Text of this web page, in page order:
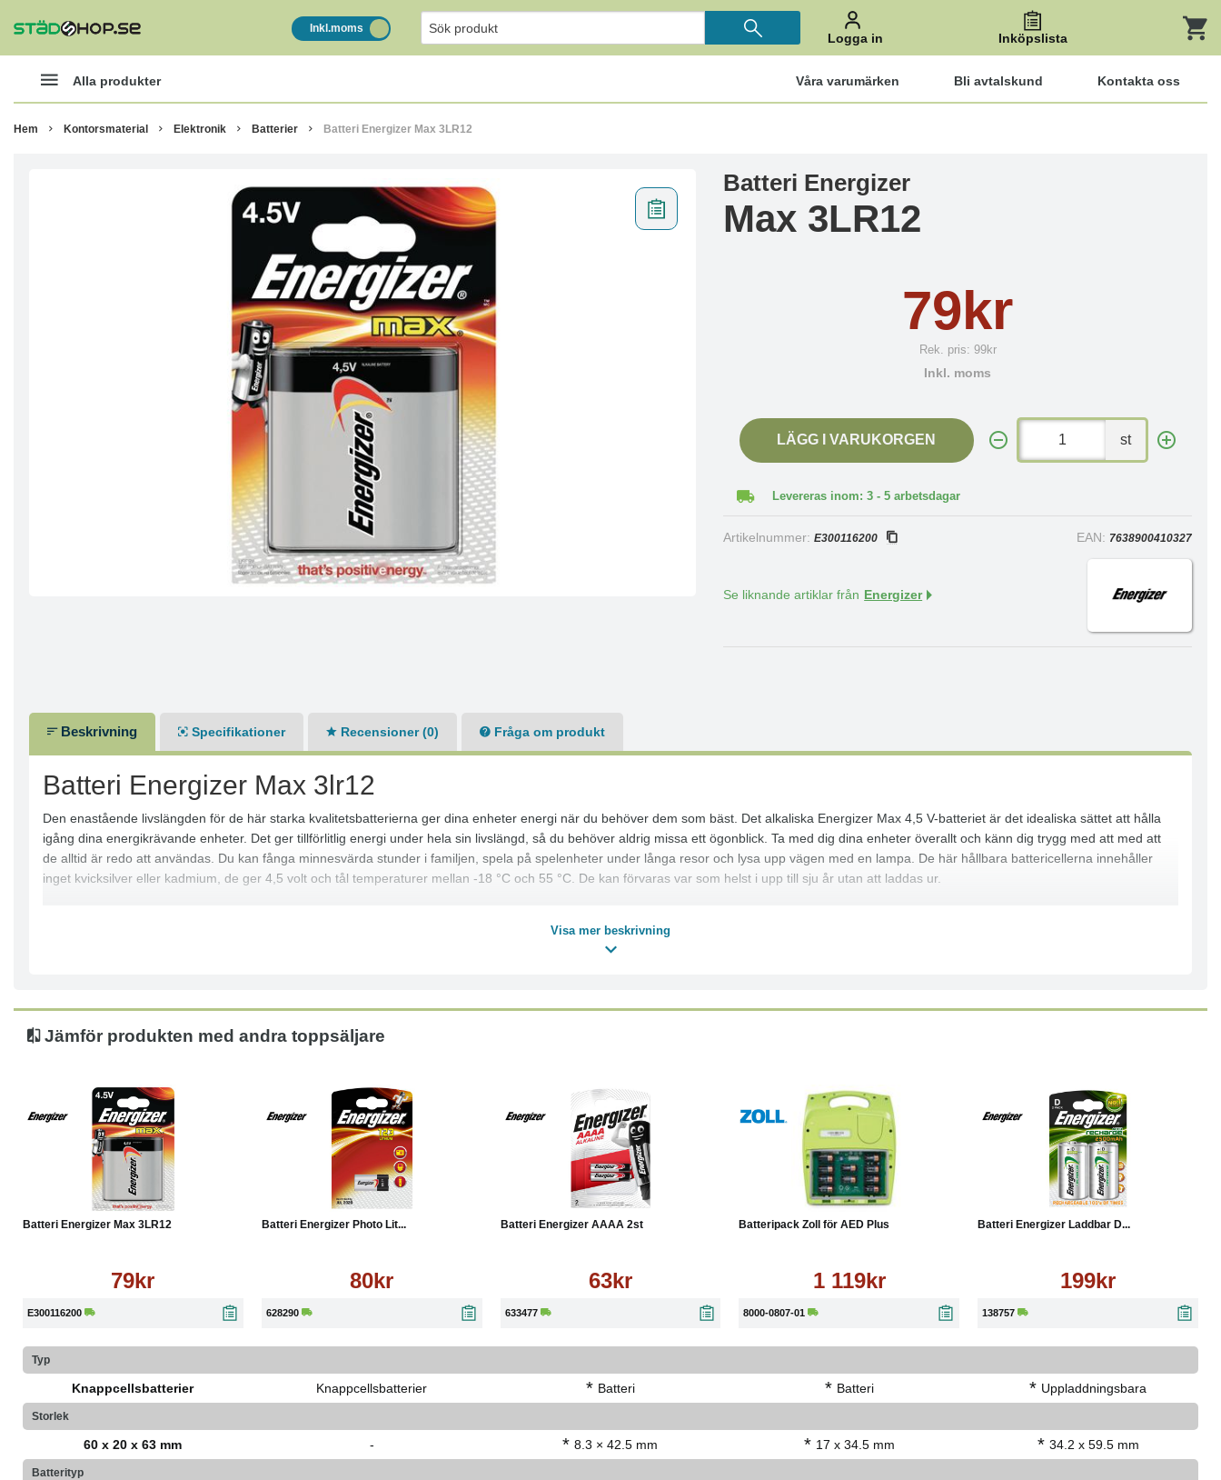
Inkl.moms
Logga in Inköpslista
Alla produkter Våra varumärken Bli avtalskund Kontakta oss
Hem Kontorsmaterial Elektronik Batterier Batteri Energizer Max 3LR12
Batteri Energizer
Max 3LR12
79kr
Rek. pris: 99kr
Inkl. moms
LÄGG I VARUKORGEN st
Levereras inom: 3 - 5 arbetsdagar
Artikelnummer:E300116200 EAN: 7638900410327
Se liknande artiklar från Energizer
Beskrivning Specifikationer Recensioner (0) Fråga om produkt
Batteri Energizer Max 3lr12
Den enastående livslängden för de här starka kvalitetsbatterierna ger dina enheter energi när du behöver dem som bäst. Det alkaliska Energizer Max 4,5 V-batteriet är det idealiska sättet att hålla
igång dina energikrävande enheter. Det ger tillförlitlig energi under hela sin livslängd, så du behöver aldrig missa ett ögonblick. Ta med dig dina enheter överallt och känn dig trygg med att med att
de alltid är redo att användas. Du kan fånga minnesvärda stunder i familjen, spela på spelenheter under långa resor och lysa upp vägen med en lampa. De här hållbara battericellerna innehåller
inget kvicksilver eller kadmium, de ger 4,5 volt och tål temperaturer mellan -18 °C och 55 °C. De kan förvaras var som helst i upp till sju år utan att laddas ur.
Visa mer beskrivning
Jämför produkten med andra toppsäljare
Batteri Energizer Max 3LR12
79kr
E300116200
Läs mer
Batteri Energizer Photo Lit...
80kr
628290
Läs mer
Batteri Energizer AAAA 2st
63kr
633477
Batteripack Zoll för AED Plus
1 119kr
8000-0807-01
Köp Läs mer
Batteri Energizer Laddbar D...
199kr
138757
Typ
Knappcellsbatterier Knappcellsbatterier * Batteri * Batteri * Uppladdningsbara
Storlek
60 x 20 x 63 mm - * 8.3 × 42.5 mm * 17 x 34.5 mm * 34.2 x 59.5 mm
Batterityp